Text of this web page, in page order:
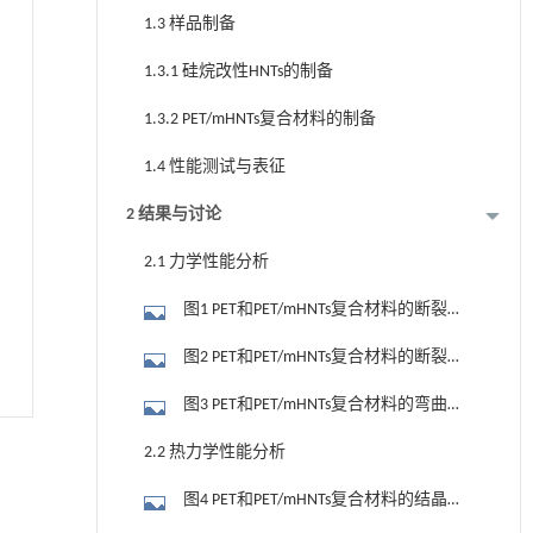
1.3 样品制备
1.3.1 硅烷改性HNTs的制备
1.3.2 PET/mHNTs复合材料的制备
1.4 性能测试与表征
2 结果与讨论
2.1 力学性能分析
图1 PET和PET/mHNTs复合材料的断裂强
度和弹性模量
图2 PET和PET/mHNTs复合材料的断裂伸
长率和冲击强度
图3 PET和PET/mHNTs复合材料的弯曲强
度和弯曲模量
2.2 热力学性能分析
图4 PET和PET/mHNTs复合材料的结晶